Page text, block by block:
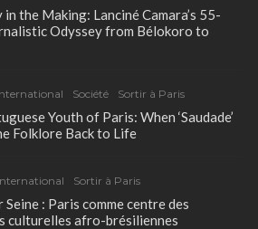
in the Making: Lanciné Camara’s 55-
Odyssey from Bélokoro to
Société Sortir à Paris
Youth of Paris: When ‘Saudade’
Folklore Back to Life
Sortir à Paris
Seine : Paris comme centre des
culturelles afro-brésiliennes